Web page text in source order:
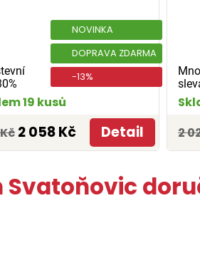
NOVINKA
DOPRAVA ZDARMA
-13%
19 kusů
2 058 Kč Detail
2
Svatoňovic